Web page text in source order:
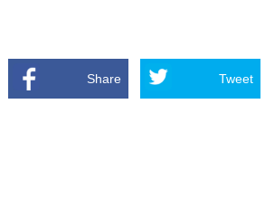
Share Tweet